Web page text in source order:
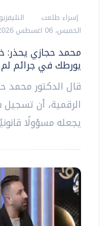
إسراء طلعت
الخميس، 06 اغسطس 2026 09:01 ص
محمد حجازي
يورطك في جرائم لم
قال الدكتور محمد
الرقمية، أن
يجعله مسؤولًا